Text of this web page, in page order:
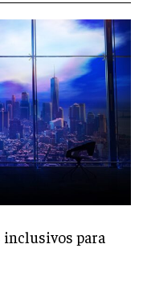
news from all
plan, you get access
ahead of the curve.
inclusivos para